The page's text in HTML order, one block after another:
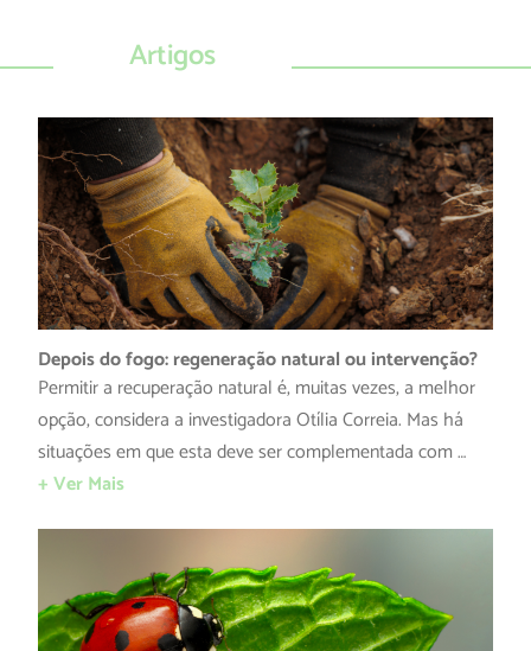
Artigos
Depois do fogo: regeneração natural ou intervenção?
Permitir a recuperação natural é, muitas vezes, a melhor
opção, considera a investigadora Otília Correia. Mas há
situações em que esta deve ser complementada com …
+ Ver Mais